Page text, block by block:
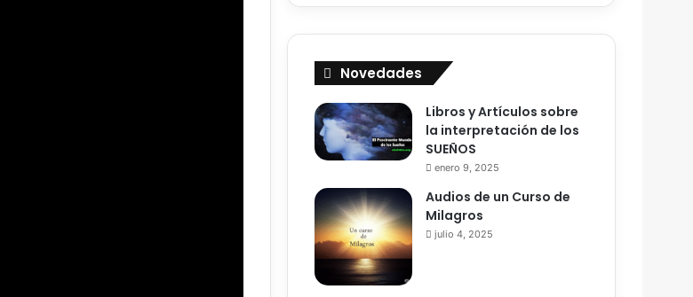
Novedades
Libros y Artículos sobre
la interpretación de los
SUEÑOS
enero 9, 2025
Audios de un Curso de
Milagros
julio 4, 2025